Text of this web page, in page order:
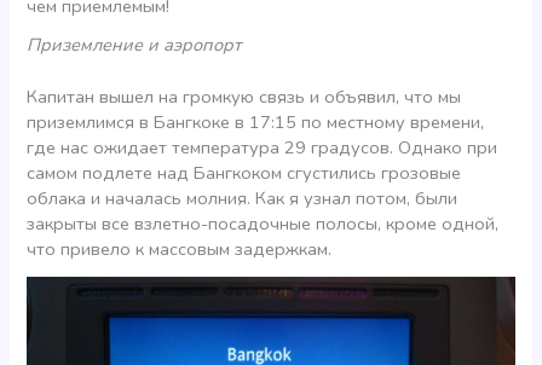
чем приемлемым!
Приземление и аэропорт
Капитан вышел на громкую связь и объявил, что мы
приземлимся в Бангкоке в 17:15 по местному времени,
где нас ожидает температура 29 градусов. Однако при
самом подлете над Бангкоком сгустились грозовые
облака и началась молния. Как я узнал потом, были
закрыты все взлетно-посадочные полосы, кроме одной,
что привело к массовым задержкам.